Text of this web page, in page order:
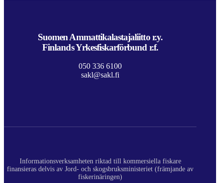
Suomen Ammattikalastajaliitto r.y.
Finlands Yrkesfiskarförbund r.f.
050 336 6100
sakl@sakl.fi
Informationsverksamheten riktad till kommersiella fiskare
finansieras delvis av Jord- och skogsbruksministeriet (främjande av
fiskerinäringen)